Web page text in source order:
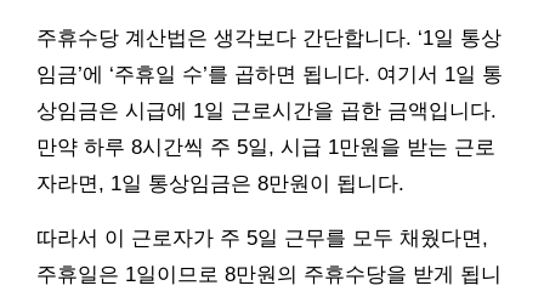
주휴수당 계산법은 생각보다 간단합니다. ‘1일 통상
임금’에 ‘주휴일 수’를 곱하면 됩니다. 여기서 1일 통
상임금은 시급에 1일 근로시간을 곱한 금액입니다.
만약 하루 8시간씩 주 5일, 시급 1만원을 받는 근로
자라면, 1일 통상임금은 8만원이 됩니다.
따라서 이 근로자가 주 5일 근무를 모두 채웠다면,
주휴일은 1일이므로 8만원의 주휴수당을 받게 됩니